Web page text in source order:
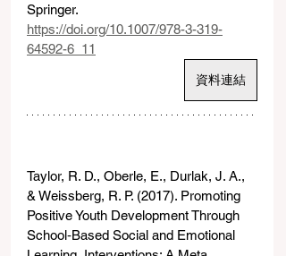
Springer.
https://doi.org/10.1007/978-3-319-
64592-6_11
資料連結
Taylor, R. D., Oberle, E., Durlak, J. A.,
& Weissberg, R. P. (2017). Promoting
Positive Youth Development Through
School‐Based Social and Emotional